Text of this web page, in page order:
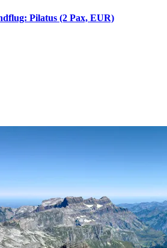
Pilatus (2 Pax, EUR)